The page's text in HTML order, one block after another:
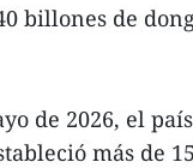
billones de
de 2026, el
más de